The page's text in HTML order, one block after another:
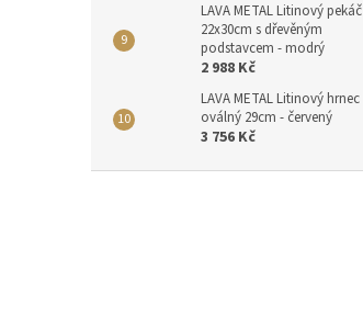
LAVA METAL Litinový pekáč
22x30cm s dřevěným
podstavcem - modrý
2 988 Kč
LAVA METAL Litinový hrnec
oválný 29cm - červený
3 756 Kč